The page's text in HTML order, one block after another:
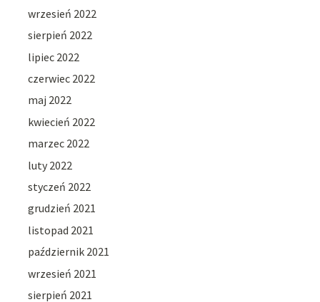
wrzesień 2022
sierpień 2022
lipiec 2022
czerwiec 2022
maj 2022
kwiecień 2022
marzec 2022
luty 2022
styczeń 2022
grudzień 2021
listopad 2021
październik 2021
wrzesień 2021
sierpień 2021